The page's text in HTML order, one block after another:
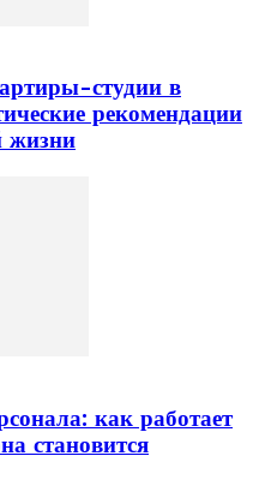
студии в
рекомендации
жизни
как работает
становится